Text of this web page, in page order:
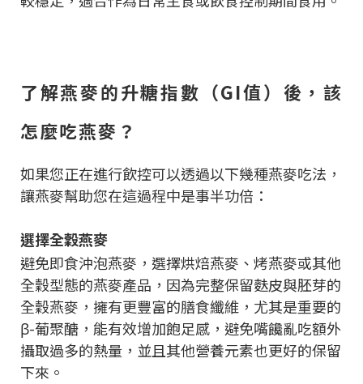
了解燕麥的升糖指數（GI值）後，該
怎麼吃燕麥？
如果您正在進行飲控可以透過以下幾種燕麥吃法，
讓燕麥幫助您在這過程中是事半功倍：
選擇全穀燕麥
避免即食沖泡燕麥，選擇烘焙燕麥、烤燕麥或其他
全穀型態的燕麥產品，因為完整保留麩皮與胚芽的
全穀燕麥，擁有更豐富的膳食纖維，尤其是重要的
β-葡聚醣，能有效增加飽足感，避免嘴饞亂吃額外
攝取過多的熱量，並且其他營養元素也更好的保留
下來。